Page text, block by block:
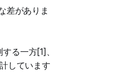
差がありま
る一方[1]、
しています